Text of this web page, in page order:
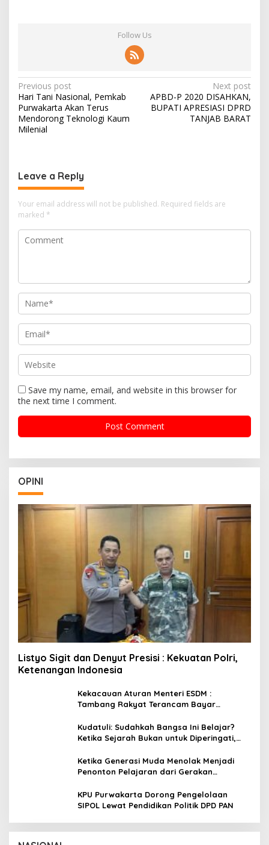
Follow Us
Post
navigation
Previous post
Hari Tani Nasional, Pemkab
Purwakarta Akan Terus
Mendorong Teknologi Kaum
Milenial
Next post
APBD-P 2020 DISAHKAN,
BUPATI APRESIASI DPRD
TANJAB BARAT
Leave a Reply
Your email address will not be published. Required fields are
marked *
Save my name, email, and website in this browser for
the next time I comment.
OPINI
Listyo Sigit dan Denyut Presisi : Kekuatan Polri,
Ketenangan Indonesia
Kekacauan Aturan Menteri ESDM :
Tambang Rakyat Terancam Bayar
Kudatuli: Sudahkah Bangsa Ini Belajar?
Ketika Sejarah Bukan untuk Diperingati,
Ketika Generasi Muda Menolak Menjadi
Penonton Pelajaran dari Gerakan
KPU Purwakarta Dorong Pengelolaan
SIPOL Lewat Pendidikan Politik DPD PAN